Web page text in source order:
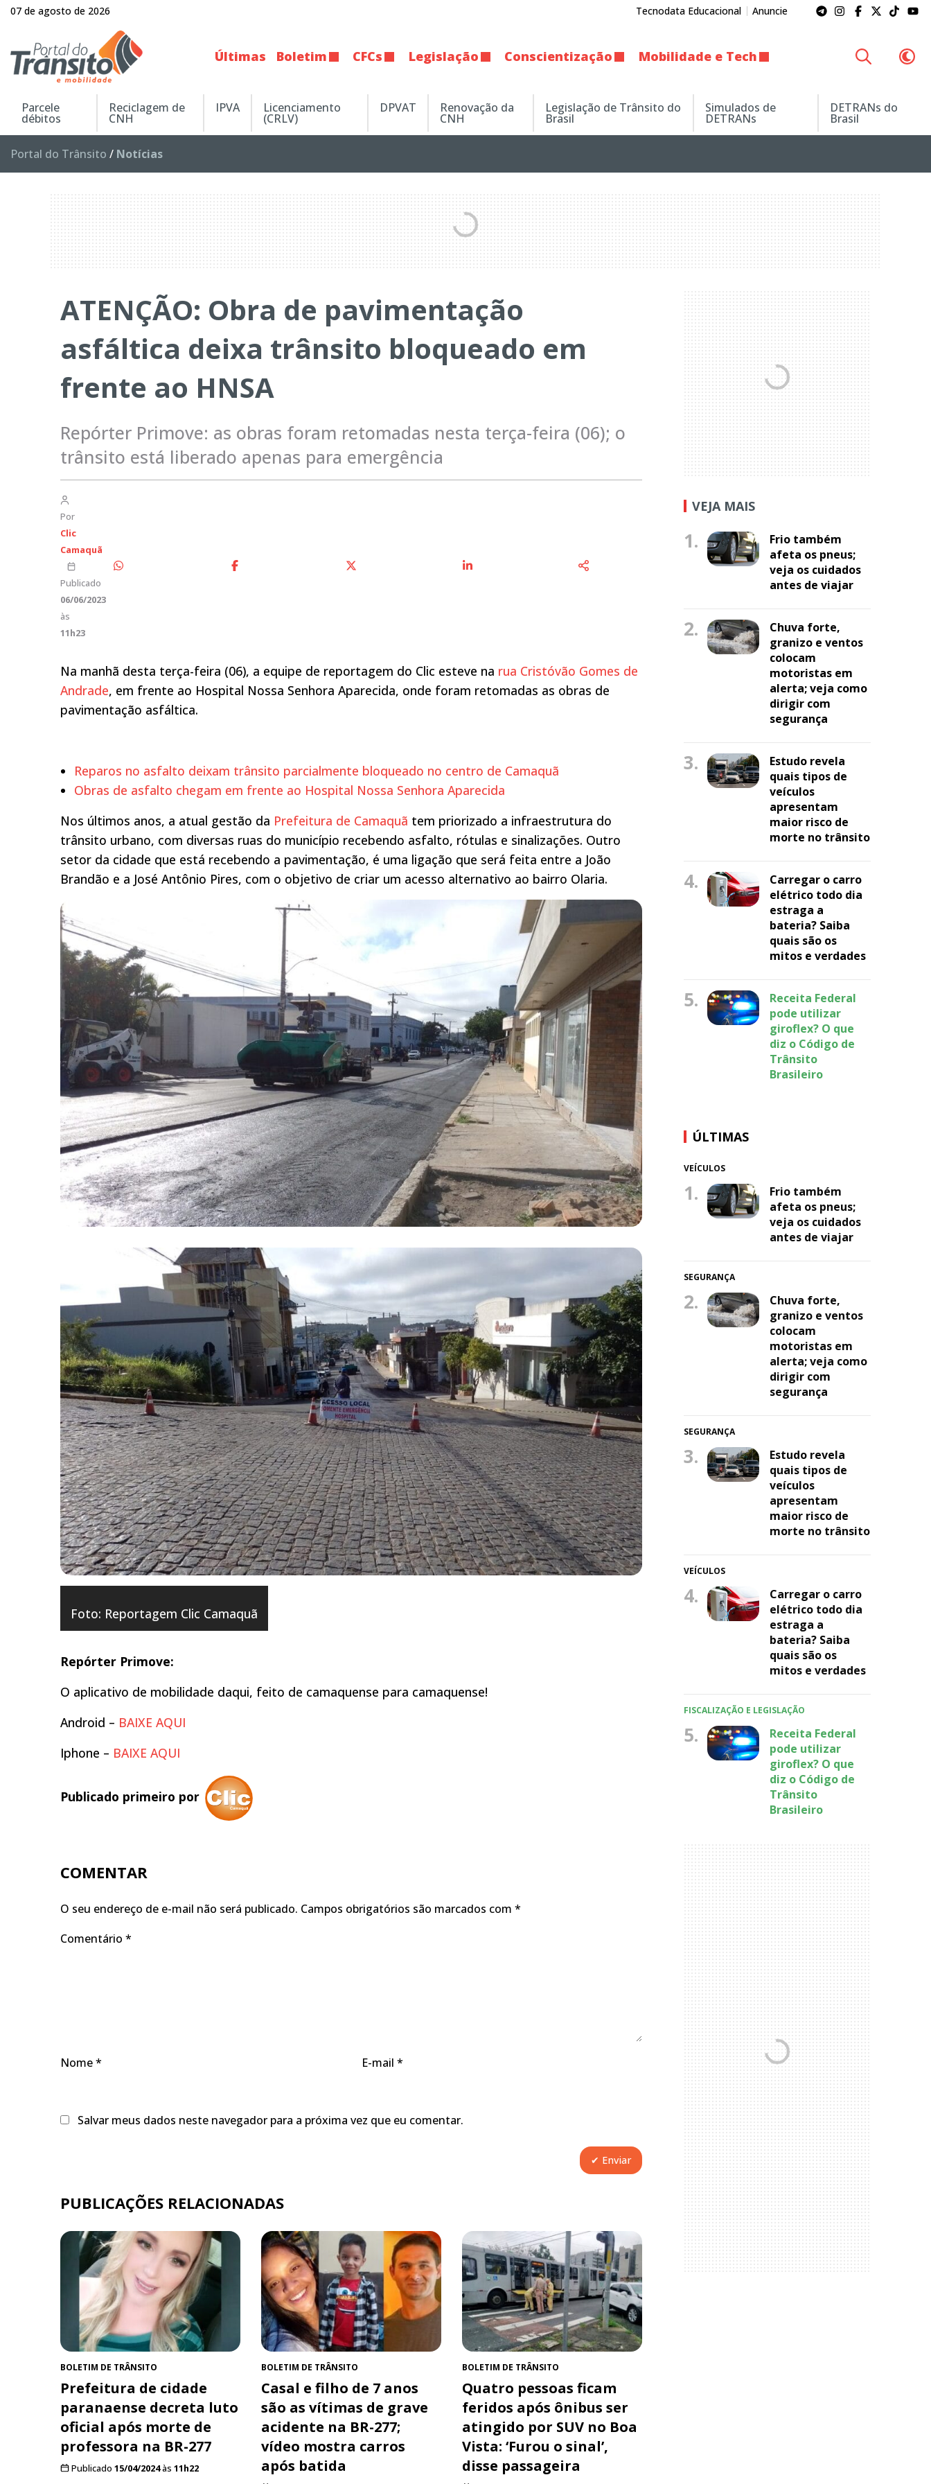
07 de agosto de 2026 Tecnodata Educacional Anuncie
Últimas Boletim CFCs Legislação Conscientização Mobilidade e Tech
Parcele
débitos
Reciclagem de
CNH
IPVA Licenciamento
(CRLV)
DPVAT Renovação da
CNH
Legislação de Trânsito do
Brasil
Simulados de
DETRANs
DETRANs do
Brasil
Portal do Trânsito / Notícias
ATENÇÃO: Obra de pavimentação
asfáltica deixa trânsito bloqueado em
frente ao HNSA
Repórter Primove: as obras foram retomadas nesta terça-feira (06); o
trânsito está liberado apenas para emergência
Por
Clic
Camaquã
Publicado
06/06/2023
às
11h23
Na manhã desta terça-feira (06), a equipe de reportagem do Clic esteve na rua Cristóvão Gomes de
Andrade, em frente ao Hospital Nossa Senhora Aparecida, onde foram retomadas as obras de
pavimentação asfáltica.
Reparos no asfalto deixam trânsito parcialmente bloqueado no centro de Camaquã
Obras de asfalto chegam em frente ao Hospital Nossa Senhora Aparecida
Nos últimos anos, a atual gestão da Prefeitura de Camaquã tem priorizado a infraestrutura do
trânsito urbano, com diversas ruas do município recebendo asfalto, rótulas e sinalizações. Outro
setor da cidade que está recebendo a pavimentação, é uma ligação que será feita entre a João
Brandão e a José Antônio Pires, com o objetivo de criar um acesso alternativo ao bairro Olaria.
Foto: Reportagem Clic Camaquã
Repórter Primove:
O aplicativo de mobilidade daqui, feito de camaquense para camaquense!
Android – BAIXE AQUI
Iphone – BAIXE AQUI
Publicado primeiro por
COMENTAR
O seu endereço de e-mail não será publicado. Campos obrigatórios são marcados com *
Comentário *
Nome* E-mail *
Salvar meus dados neste navegador para a próxima vez que eu comentar.
PUBLICAÇÕES RELACIONADAS
BOLETIM DE TRÂNSITO
Prefeitura de cidade
paranaense decreta luto
oficial após morte de
professora na BR-277
Publicado 15/04/2024às 11h22
BOLETIM DE TRÂNSITO
Casal e filho de 7 anos
são as vítimas de grave
acidente na BR-277;
vídeo mostra carros
após batida
BOLETIM DE TRÂNSITO
Quatro pessoas ficam
feridos após ônibus ser
atingido por SUV no Boa
Vista: ‘Furou o sinal’,
disse passageira
VEJA MAIS
1.
Frio também
afeta os pneus;
veja os cuidados
antes de viajar
2.
Chuva forte,
granizo e ventos
colocam
motoristas em
alerta; veja como
dirigir com
segurança
3.
Estudo revela
quais tipos de
veículos
apresentam
maior risco de
morte no trânsito
4.
Carregar o carro
elétrico todo dia
estraga a
bateria? Saiba
quais são os
mitos e verdades
5.
Receita Federal
pode utilizar
giroflex? O que
diz o Código de
Trânsito
Brasileiro
ÚLTIMAS
VEÍCULOS
1.
Frio também
afeta os pneus;
veja os cuidados
antes de viajar
SEGURANÇA
2.
Chuva forte,
granizo e ventos
colocam
motoristas em
alerta; veja como
dirigir com
segurança
SEGURANÇA
3.
Estudo revela
quais tipos de
veículos
apresentam
maior risco de
morte no trânsito
VEÍCULOS
4.
Carregar o carro
elétrico todo dia
estraga a
bateria? Saiba
quais são os
mitos e verdades
FISCALIZAÇÃO E LEGISLAÇÃO
5.
Receita Federal
pode utilizar
giroflex? O que
diz o Código de
Trânsito
Brasileiro